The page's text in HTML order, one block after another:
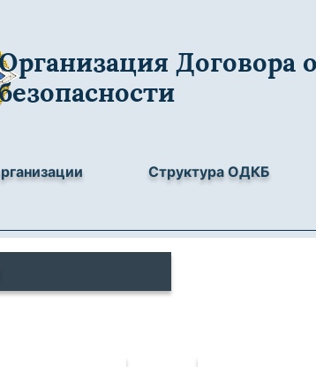
Договора
Структура ОДКБ